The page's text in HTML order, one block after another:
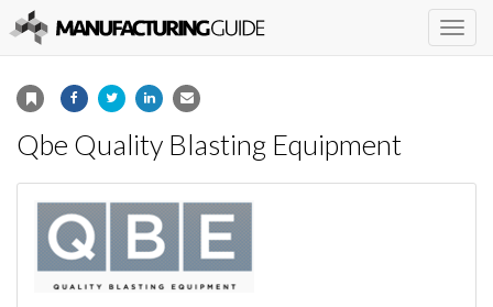
Qbe Quality Blasting Equipment